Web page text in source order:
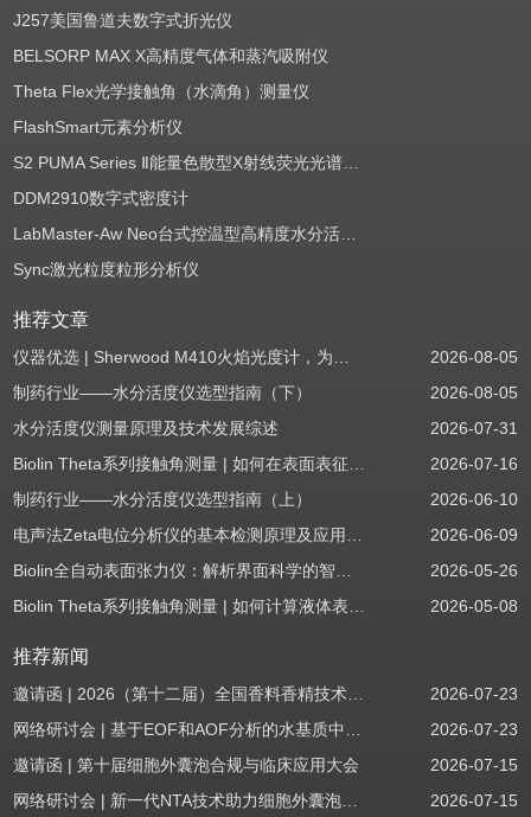
J257美国鲁道夫数字式折光仪
BELSORP MAX X高精度气体和蒸汽吸附仪
Theta Flex光学接触角（水滴角）测量仪
FlashSmart元素分析仪
S2 PUMA Series Ⅱ能量色散型X射线荧光光谱仪（EDXRF）
DDM2910数字式密度计
LabMaster-Aw Neo台式控温型高精度水分活度测定仪
Sync激光粒度粒形分析仪
推荐文章
仪器优选 | Sherwood M410火焰光度计，为用户检测提供值得信赖的基准方案
2026-08-05
制药行业——水分活度仪选型指南（下）
2026-08-05
水分活度仪测量原理及技术发展综述
2026-07-31
Biolin Theta系列接触角测量 | 如何在表面表征应用中使用接触角：后退角
2026-07-16
制药行业——水分活度仪选型指南（上）
2026-06-10
电声法Zeta电位分析仪的基本检测原理及应用场景
2026-06-09
Biolin全自动表面张力仪：解析界面科学的智能之眼
2026-05-26
Biolin Theta系列接触角测量 | 如何计算液体表面张力分量
2026-05-08
推荐新闻
邀请函 | 2026（第十二届）全国香料香精技术交流年会
2026-07-23
网络研讨会 | 基于EOF和AOF分析的水基质中PFAS筛查
2026-07-23
邀请函 | 第十届细胞外囊泡合规与临床应用大会
2026-07-15
网络研讨会 | 新一代NTA技术助力细胞外囊泡质量评估与工艺开发
2026-07-15